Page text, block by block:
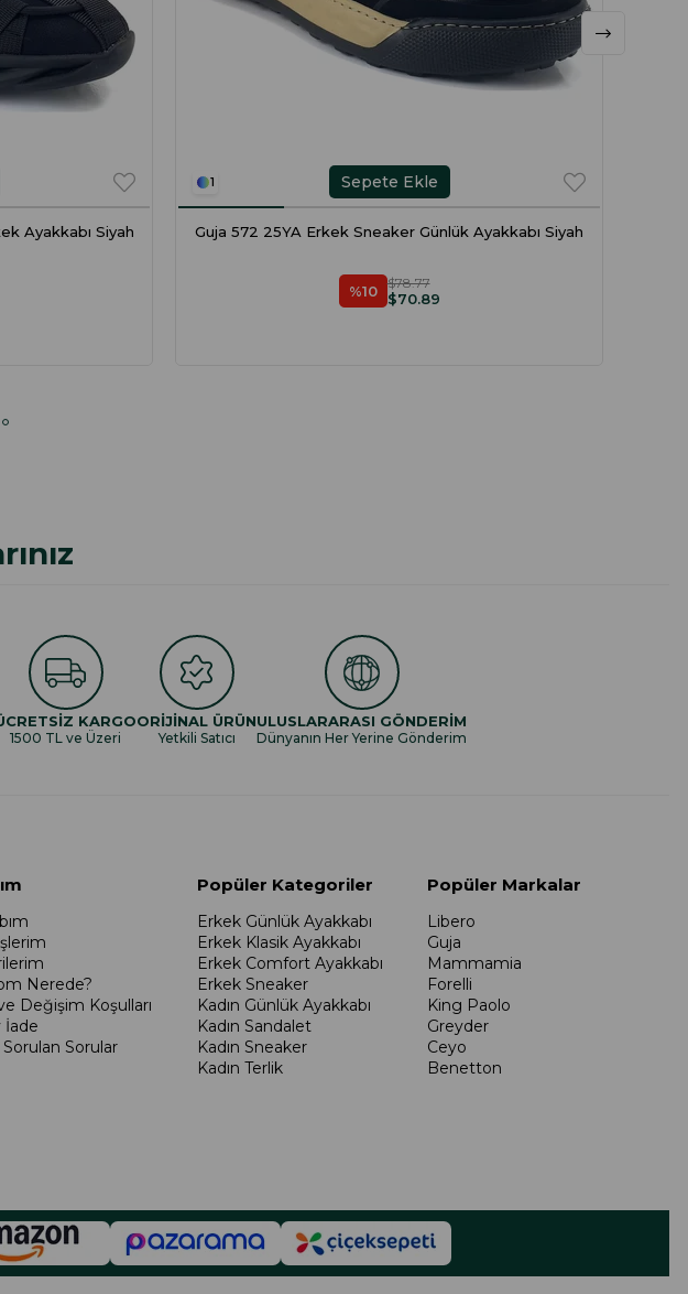
Ayakkabı Siyah
1
Guja 572 25YA Erkek Sneaker Günlük Ayakkabı Siyah
%10 $70.89
$78.77
Sepete Ekle
KARGO
1500 TL ve Üzeri
ORİJİNAL ÜRÜN
Yetkili Satıcı
ULUSLARARASI GÖNDERİM
Dünyanın Her Yerine Gönderim
Nerede?
Değişim Koşulları
İade
Sorulan Sorular
Popüler Kategoriler
Erkek Günlük Ayakkabı
Erkek Klasik Ayakkabı
Erkek Comfort Ayakkabı
Erkek Sneaker
Kadın Günlük Ayakkabı
Kadın Sandalet
Kadın Sneaker
Kadın Terlik
Popüler Markalar
Libero
Guja
Mammamia
Forelli
King Paolo
Greyder
Ceyo
Benetton